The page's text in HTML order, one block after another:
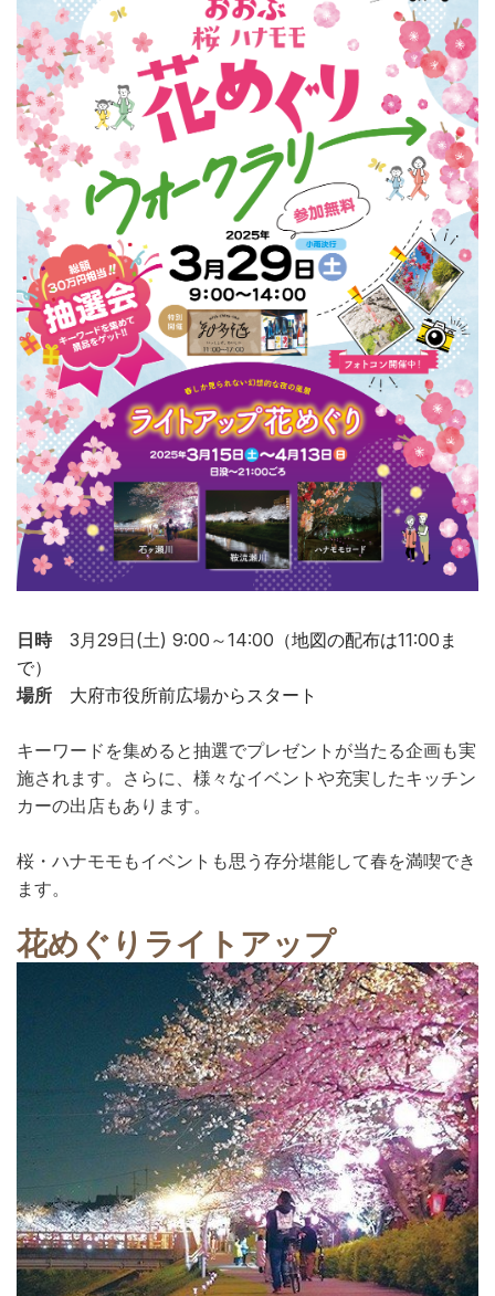
日時3月29日(土) 9:00～14:00 （地図の配布は11:00 ま
で）
場所
大府市役所前広場からスタート
キーワードを集めると抽選でプレゼントが当たる企画も実
施されます。さらに、様々なイベントや充実したキッチン
カーの出店もあります。
桜・ハナモモもイベントも思う存分堪能して春を満喫でき
ます。
花めぐり ライトアップ